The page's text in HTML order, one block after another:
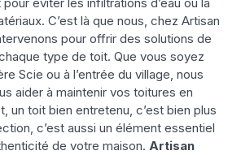
C’est là que nous, chez Artisan
pour offrir des solutions de
type de toit. Que vous soyez
Scie ou à l’entrée du village, nous
aider à maintenir vos toitures en
un toit bien entretenu, c’est bien plus
c’est aussi un élément essentiel
de votre maison. Artisan